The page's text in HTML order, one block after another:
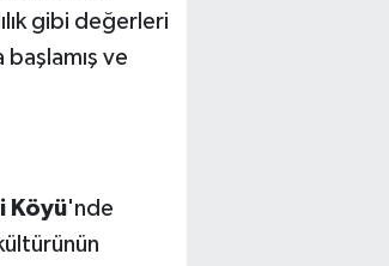
gibi değerleri
ve
Köyü'nde